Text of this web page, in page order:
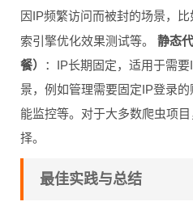
因IP频繁访问而被封的场景，
索引擎优化效果测试等。 静态
餐）
：IP长期固定，适用于需
景，例如管理需要固定IP登录
能监控等。对于大多数爬虫项目
择。
最佳实践与总结